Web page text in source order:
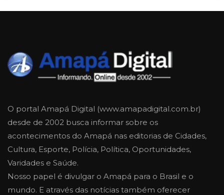
O portal Amapá Digital (www.amapadigital.com.br)
desde de 2002 busca informar sobre os
acontecimentos do Amapá nas editorias de Cidades,
Cultura, Esporte, Polícia, Política, Oportunidades,
Varidades e Saúde.
Nosso papel é divulgar o Amapá para o Brasil e o
mundo. E através das notícias também oferecer